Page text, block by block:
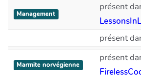
Management
présent
présent
Marmite norvégienne
présent